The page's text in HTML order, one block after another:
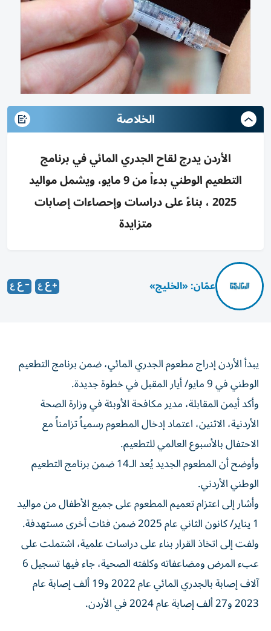
الخلاصة
الأردن يدرج لقاح الجدري المائي في برنامج
التطعيم الوطني بدءاً من 9 مايو، ويشمل مواليد
2025 ، بناءً على دراسات وإحصاءات إصابات
متزايدة
عمّان: «الخليج»
يبدأ الأردن إدراج مطعوم الجدري المائي، ضمن برنامج التطعيم
الوطني في 9 مايو/ أيار المقبل في خطوة جديدة.
وأكد أيمن المقابلة، مدير مكافحة الأوبئة في وزارة الصحة
الأردنية، الاثنين، اعتماد إدخال المطعوم رسمياً تزامناً مع
الاحتفال بالأسبوع العالمي للتطعيم.
وأوضح أن المطعوم الجديد يُعد الـ14 ضمن برنامج التطعيم
الوطني الأردني.
وأشار إلى اعتزام تعميم المطعوم على جميع الأطفال من مواليد
1 يناير/ كانون الثاني عام 2025 ضمن فئات أخرى مستهدفة.
ولفت إلى اتخاذ القرار بناء على دراسات علمية، اشتملت على
عبء المرض ومضاعفاته وكلفته الصحية، جاء فيها تسجيل 6
آلاف إصابة بالجدري المائي عام 2022 و19 ألف إصابة عام
2023 و27 ألف إصابة عام 2024 في الأردن.